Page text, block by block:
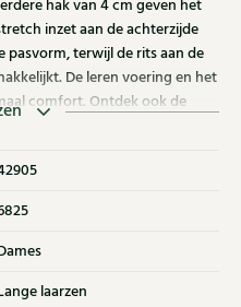
hak van 4 cm geven het
inzet aan de achterzijde
pasvorm, terwijl de rits aan de
De leren voering en het
comfort. Ontdek ook de
laarzen